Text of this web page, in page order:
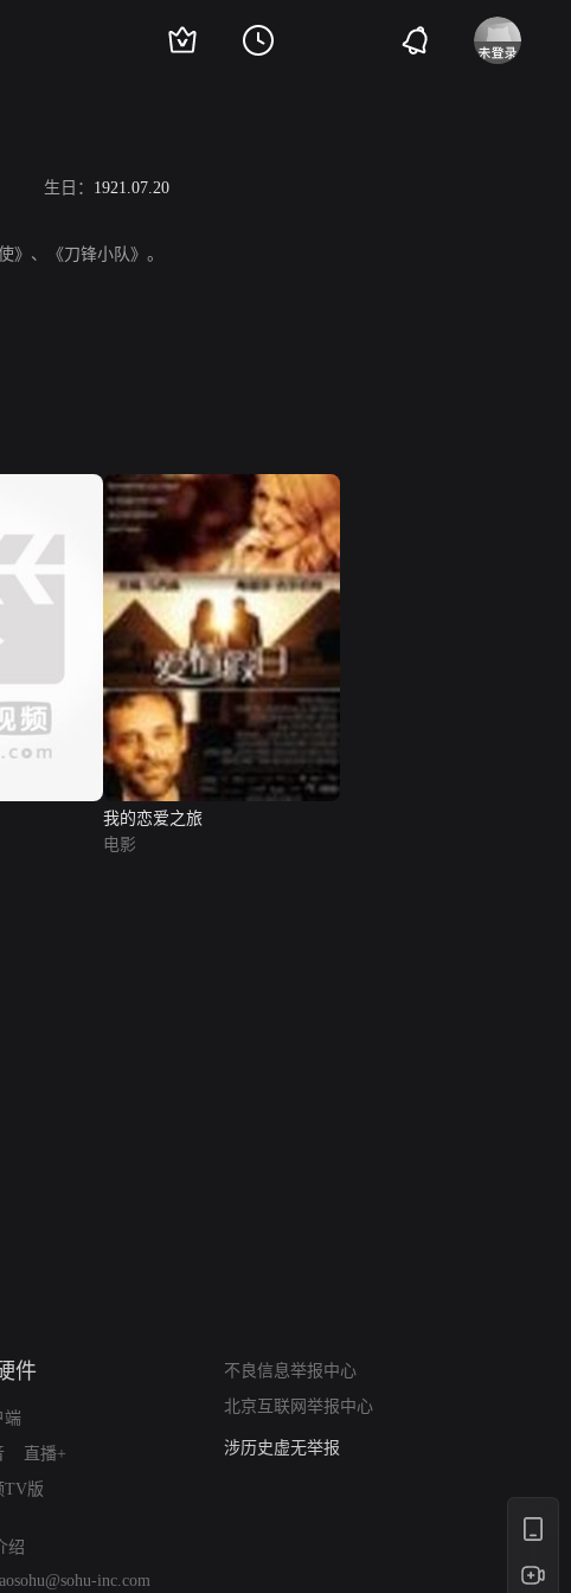
生日： 1921.07.20
》、《刀锋小队》。
我的恋爱之旅
电影
件
端
直播+
TV版
不良信息举报中心
北京互联网举报中心
亚运会举报专区
涉历史虚无举报
绍
inc.com